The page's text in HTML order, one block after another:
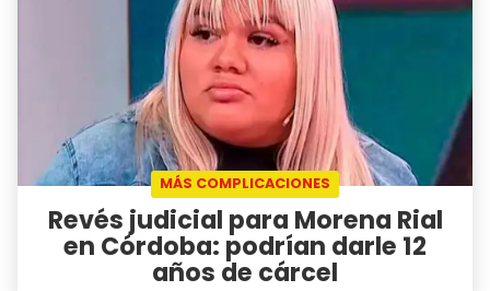
MÁS COMPLICACIONES
Revés judicial para Morena Rial
en Córdoba: podrían darle 12
años de cárcel